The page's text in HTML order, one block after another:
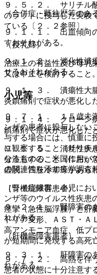
９．５．２． サリチル
のラットに投与した実験
ている〔２．２参照〕。
（授乳婦）
治療上の有益性及び母乳
又は中止を検討すること。
小児等
９．７．１． １５歳未
ンザの患者に投与しない
与する場合には、慎重に
に観察すること（サリチ
なるものの、米国におい
の関連性を示す疫学調査
［ライ症候群：小児に
ンザ等のウイルス性疾患
痙攣（急性脳浮腫）と肝
ドリア変形、ＡＳＴ・Ａ
高アンモニア血症、低プ
が短期間に発現する高死
９．７．２． 高熱を伴
患者の状態に十分注意す
（合併症・既往歴等のあ
９．１．１． 出血傾向
すおそれがある。
９．１．２． 消化性潰
せるおそれがある。
９．１．３． 潰瘍性大
炎鎮痛剤で症状が悪化し
９．１．４． クローン
鎮痛剤で症状が悪化した
９．１．５． 消耗性疾
分注意すること（作用が
虚脱、四肢冷却等があら
（腎機能障害患者）
９．２．１． 腎障害の
れがある。
（肝機能障害患者）
９．３．１． 肝障害の
れがある。